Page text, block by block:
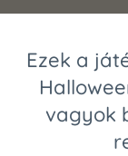
Ezek a
vagyok